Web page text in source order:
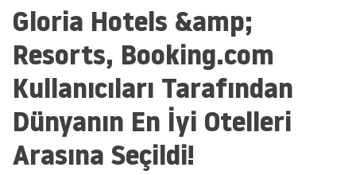
Gloria Hotels &amp;
Resorts, Booking.com
Kullanıcıları Tarafından
Dünyanın En İyi Otelleri
Arasına Seçildi!